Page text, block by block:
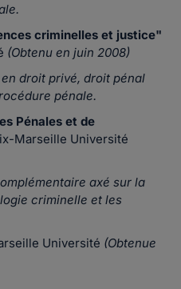
criminelles et justice"
(Obtenu en juin 2008)
droit privé, droit pénal
pénale.
Pénales et de
Marseille Université
axé sur la
criminelle et les
Université (Obtenue